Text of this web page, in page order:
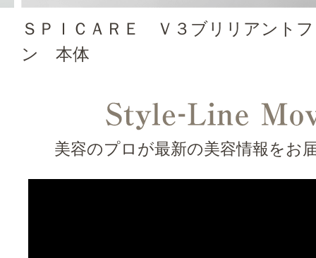
ＳＰＩＣＡＲＥ Ｖ３ブリリアント
ン 本体
美容のプロが最新の美容情報をお